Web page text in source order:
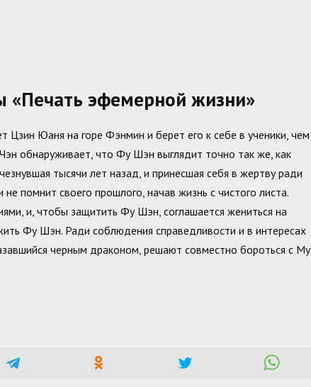
эфемерной жизни»
Юаня на горе Фэнмин и берет его к себе в ученики, чем
обнаруживает, что Фу Шэн выглядит точно так же, как
тысячи лет назад, и принесшая себя в жертву ради
помнит своего прошлого, начав жизнь с чистого листа.
и, чтобы защитить Фу Шэн, соглашается жениться на
Фу Шэн. Ради соблюдения справедливости и в интересах
черным драконом, решают совместно бороться с Му